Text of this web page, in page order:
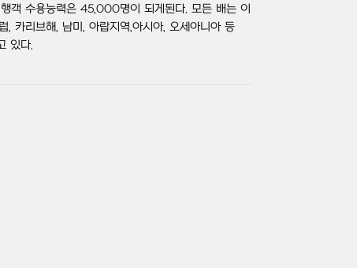
객 수용능력은 45,000명이 되게된다. 모든 배는 이
, 카리브해, 남미, 아랍지역,아시아, 오세아니아 등
있다.